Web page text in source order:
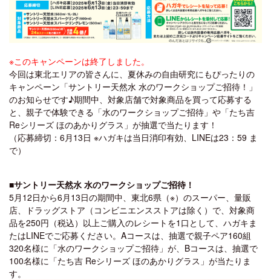
※このキャンペーンは終了しました。
今回は東北エリアの皆さんに、夏休みの自由研究にもぴったりの
キャンペーン「サントリー天然水 水のワークショップご招待！」
のお知らせです♪期間中、対象店舗で対象商品を買って応募する
と、親子で体験できる「水のワークショップご招待」や「たち吉
Reシリーズ ほのあかりグラス」が抽選で当たります！
（応募締切：6月13日 ※ハガキは当日消印有効、LINEは23：59 ま
で）
■サントリー天然水 水のワークショップご招待！
5月12日から6月13日の期間中、東北6県（※）のスーパー、量販
店、ドラッグストア（コンビニエンスストアは除く）で、対象商
品を250円（税込）以上ご購入のレシートを1口として、ハガキま
たはLINEでご応募ください。Aコースは、抽選で親子ペア160組
320名様に「水のワークショップご招待」が、Bコースは、抽選で
100名様に「たち吉 Reシリーズ ほのあかりグラス」が当たりま
す。